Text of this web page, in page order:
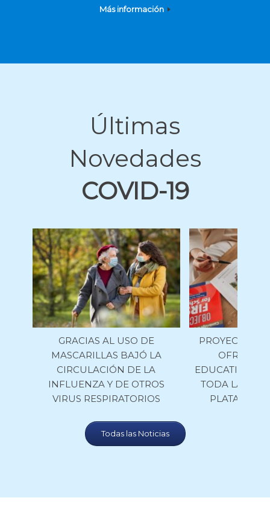
Más información
Últimas
Novedades
COVID-19
GRACIAS AL USO DE
MASCARILLAS BAJÓ LA
CIRCULACIÓN DE LA
INFLUENZA Y DE OTROS
VIRUS RESPIRATORIOS
PROYECTO
OFRECE
EDUCATIVO
TODA LA
Todas las Noticias